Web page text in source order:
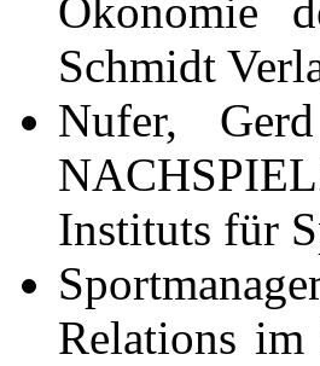
Ökonomie
Schmidt
Nufer,
Instituts für
Relations